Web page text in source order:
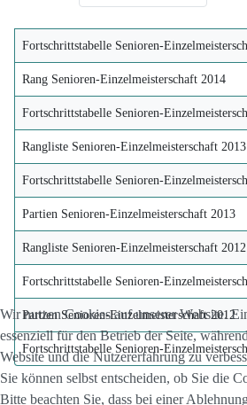
Fortschrittstabelle Senioren-
Rang Senioren-Einzelmeisterschaft 2014
Fortschrittstabelle Senioren-
Rangliste Senioren-Einzelmeisterschaft 2013
Fortschrittstabelle Senioren-
Partien Senioren-Einzelmeisterschaft 2013
Rangliste Senioren-Einzelmeisterschaft 2012
Fortschrittstabelle Senioren-
Partien Senioren-Einzelmeisterschaft 2012
Fortschrittstabelle Senioren-
Wir nutzen Cookies auf unserer Website.
essenziell für den Betrieb der Seite,
Website und die Nutzererfahrung zu
Sie können selbst entscheiden, ob Sie die
Bitte beachten Sie, dass bei einer